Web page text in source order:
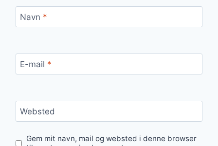
Navn *
E-mail *
Websted
Gem mit navn, mail og websted i denne browser